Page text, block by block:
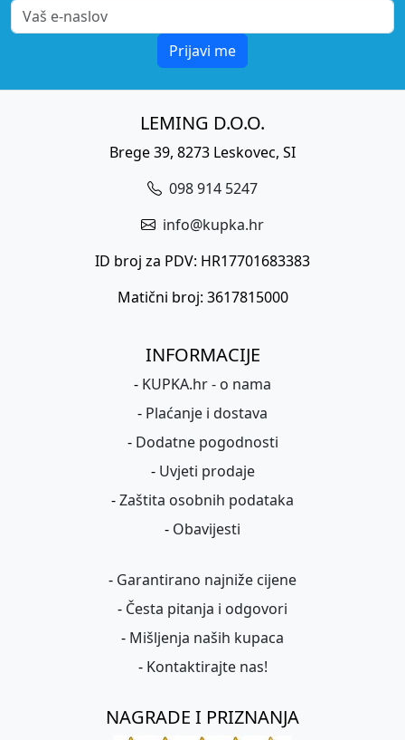
Prijavi me
LEMING D.O.O.
Brege 39, 8273 Leskovec, SI
098 914 5247
info@kupka.hr
ID broj za PDV: HR17701683383
Matični broj: 3617815000
INFORMACIJE
- KUPKA.hr - o nama
- Plaćanje i dostava
- Dodatne pogodnosti
- Uvjeti prodaje
-Zaštita osobnih podataka
- Obavijesti
- Garantirano najniže cijene
- Česta pitanja i odgovori
- Mišljenja naših kupaca
- Kontaktirajte nas!
NAGRADE I PRIZNANJA